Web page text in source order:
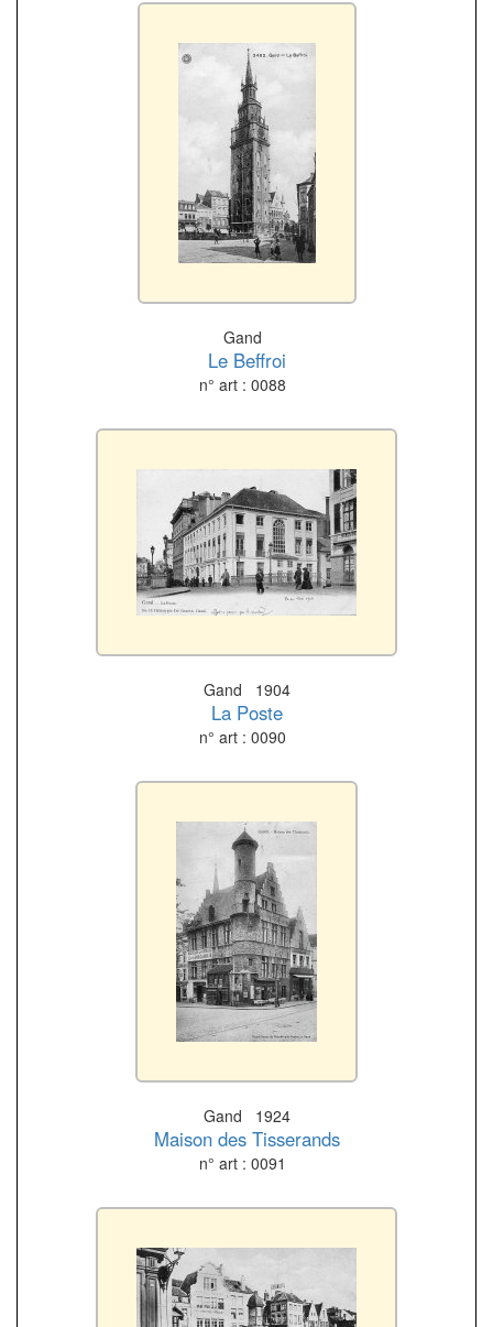
Gand
Le Beffroi
n° art : 0088
Gand 1904
La Poste
n° art : 0090
Gand 1924
Maison des Tisserands
n° art : 0091